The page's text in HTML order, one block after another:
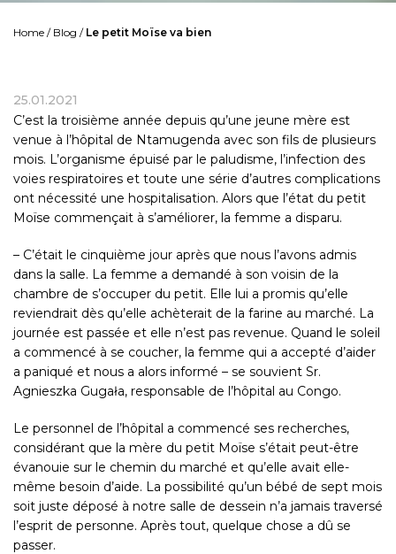
Home / Blog / Le petit Moïse va bien
25.01.2021
C’est la troisième année depuis qu’une jeune mère est
venue à l’hôpital de Ntamugenda avec son fils de plusieurs
mois. L’organisme épuisé par le paludisme, l’infection des
voies respiratoires et toute une série d’autres complications
ont nécessité une hospitalisation. Alors que l’état du petit
Moïse commençait à s’améliorer, la femme a disparu.
– C’était le cinquième jour après que nous l’avons admis
dans la salle. La femme a demandé à son voisin de la
chambre de s’occuper du petit. Elle lui a promis qu’elle
reviendrait dès qu’elle achèterait de la farine au marché. La
journée est passée et elle n’est pas revenue. Quand le soleil
a commencé à se coucher, la femme qui a accepté d’aider
a paniqué et nous a alors informé – se souvient Sr.
Agnieszka Gugała, responsable de l’hôpital au Congo.
Le personnel de l’hôpital a commencé ses recherches,
considérant que la mère du petit Moïse s’était peut-être
évanouie sur le chemin du marché et qu’elle avait elle-
même besoin d’aide. La possibilité qu’un bébé de sept mois
soit juste déposé à notre salle de dessein n’a jamais traversé
l’esprit de personne. Après tout, quelque chose a dû se
passer.